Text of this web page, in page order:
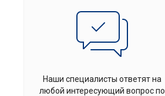
Наши специалисты ответят на
любой интересующий вопрос по